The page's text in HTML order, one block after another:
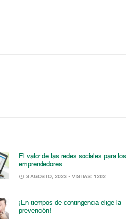
El valor de las redes sociales para los
emprendedores
3 AGOSTO, 2023 • VISITAS: 1262
¡En tiempos de contingencia elige la
prevención!